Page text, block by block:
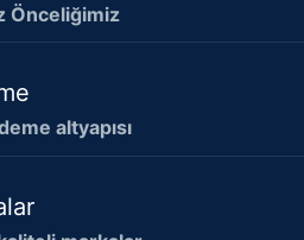
Önceliğimiz
altyapısı